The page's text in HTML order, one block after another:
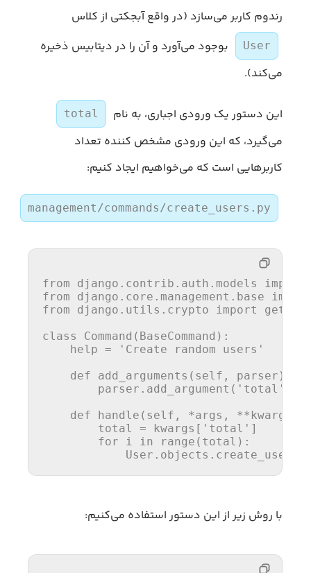
رندوم کاربر می‌سازد (در واقع آبجکتی از کلاس
User
بوجود می‌آورد و آن را در دیتابیس ذخیره
می‌کند).
این دستور یک ورودی اجباری، به نام total
می‌گیرد، که این ورودی مشخص کننده تعداد
کاربرهایی است که می‌خواهیم ایجاد کنیم:
management/commands/create_users.py
from django.contrib.auth.models
import
from django.core.management.base
from django.utils.crypto import
class
Command ( BaseCommand ):
help =
'Create random users'
def
add_arguments ( self, parser ):
        parser.add_argument(
'total'
def
handle ( self, *args, **kwargs
        total = kwargs[
'total' ]
for i in range (total):
با روش زیر از این دستور استفاده می‌کنیم: